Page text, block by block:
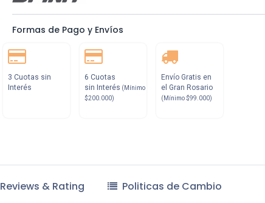
Formas de Pago y Envíos
3 Cuotas sin
Interés
6 Cuotas
sin Interés (Mínimo
$200.000)
Envío Gratis en
el Gran Rosario
(Mínimo $99.000)
Reviews & Rating Politicas de Cambio